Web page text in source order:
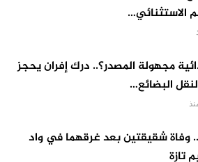
الاستثنائي…
مجهولة المصدر؟.. درك إفران يحجز
البضائع…
وفاة شقيقتين بعد غرقهما في واد
تازة